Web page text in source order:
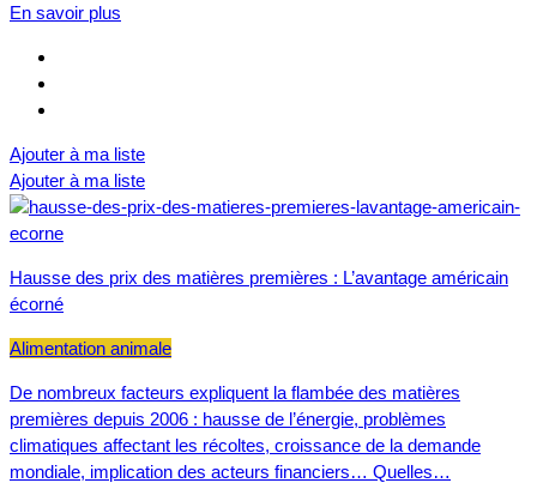
En savoir plus
Ajouter à ma liste
Ajouter à ma liste
Hausse des prix des matières premières : L’avantage américain
écorné
Alimentation animale
De nombreux facteurs expliquent la flambée des matières
premières depuis 2006 : hausse de l’énergie, problèmes
climatiques affectant les récoltes, croissance de la demande
mondiale, implication des acteurs financiers… Quelles…